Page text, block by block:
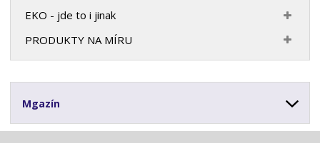
EKO - jde to i jinak
PRODUKTY NA MÍRU
Mgazín